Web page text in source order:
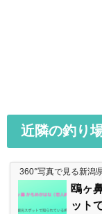
近隣の釣り
360°写真で見る新潟
鴎ヶ
ット